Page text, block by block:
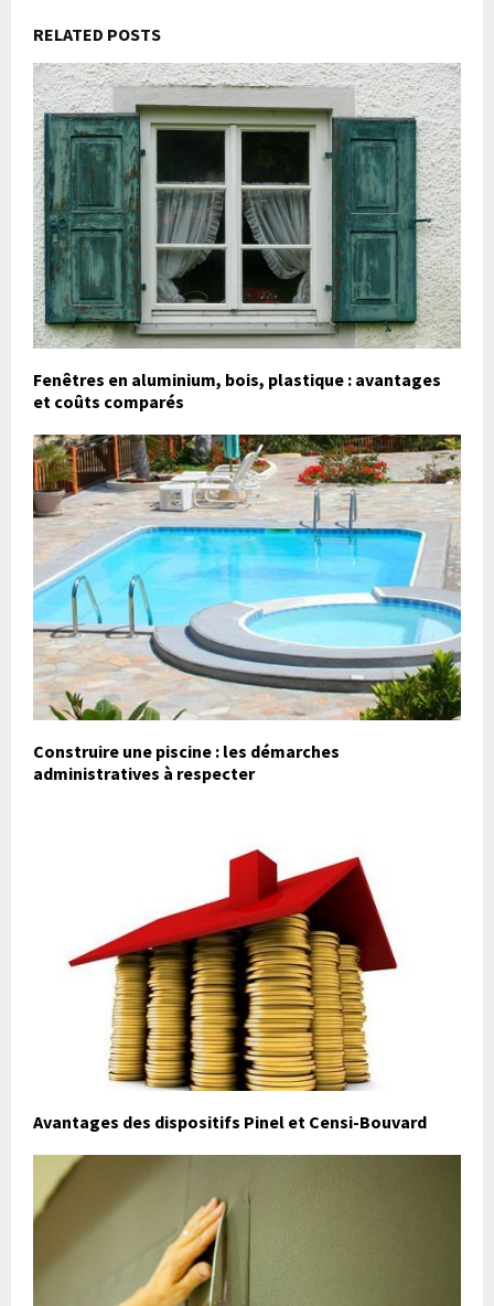
RELATED POSTS
Fenêtres en aluminium, bois, plastique : avantages
et coûts comparés
Construire une piscine : les démarches
administratives à respecter
Avantages des dispositifs Pinel et Censi-Bouvard